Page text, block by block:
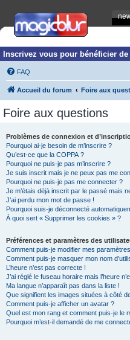
Inscrivez vous pour bénéficier
FAQ
Accueil du forum Foire aux
Foire aux questions
Problèmes de connexion et
Pourquoi ai-je besoin de m’inscrire ?
Qu’est-ce que la COPPA ?
Pourquoi ne puis-je pas m’inscrire ?
Je suis inscrit mais je ne peux pas me
Pourquoi ne puis-je pas me connecter ?
Je m’étais déjà inscrit par le passé mais
J’ai perdu mon mot de passe !
Pourquoi suis-je déconnecté
À quoi sert « Supprimer les cookies » ?
Préférences et paramètres des
Comment puis-je modifier mes
Comment puis-je masquer mon nom
L’heure n’est pas correcte !
J’ai réglé le fuseau horaire mais l’heure
Ma langue n’apparaît pas dans la liste !
Que signifient les images situées à côté
Comment puis-je afficher un avatar ?
Quel est mon rang et comment puis-je le
Pourquoi m’est-il demandé de me